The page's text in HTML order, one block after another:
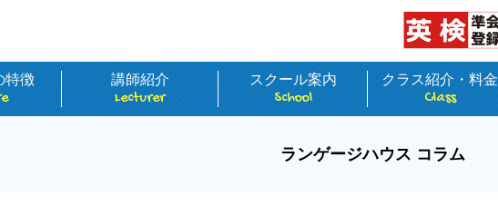
特徴 講師紹介
Lecturer
スクール案内
School
クラス紹介・料金
Class
ランゲージハウス コラム